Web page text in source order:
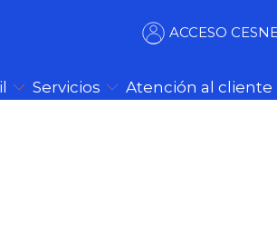
ACCESO
Servicios Atención al cliente